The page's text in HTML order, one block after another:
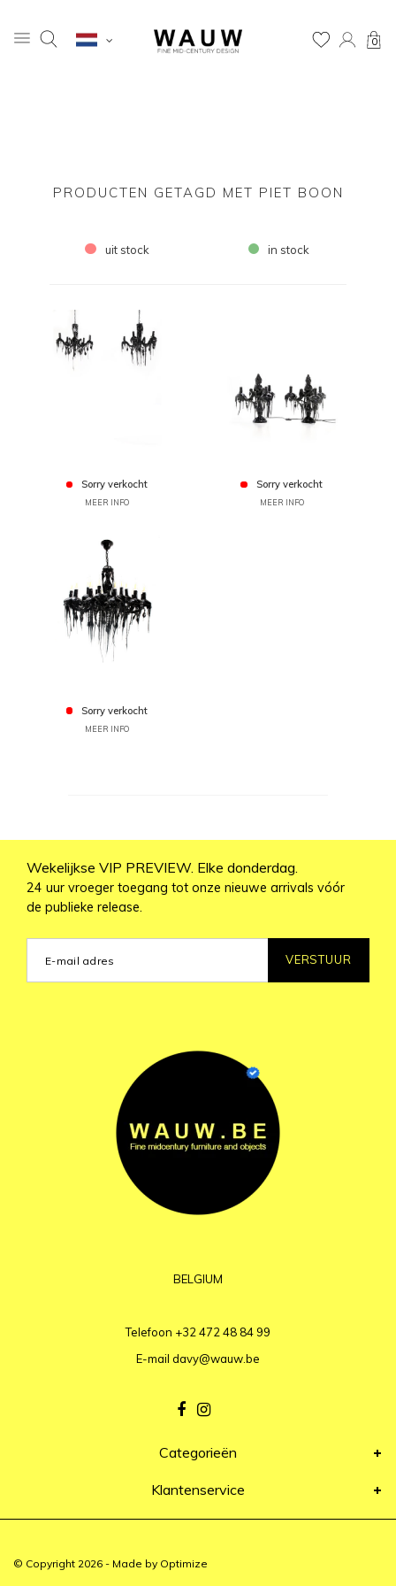
0
PRODUCTEN GETAGD MET PIET BOON
uit stock in stock
Sorry verkocht
MEER INFO
Sorry verkocht
MEER INFO
Sorry verkocht
MEER INFO
Wekelijkse VIP PREVIEW. Elke donderdag.
24 uur vroeger toegang tot onze nieuwe arrivals vóór
de publieke release.
VERSTUUR
BELGIUM
Telefoon +32 472 48 84 99
E-mail davy@wauw.be
Categorieën
Klantenservice
© Copyright 2026 - Made by Optimize